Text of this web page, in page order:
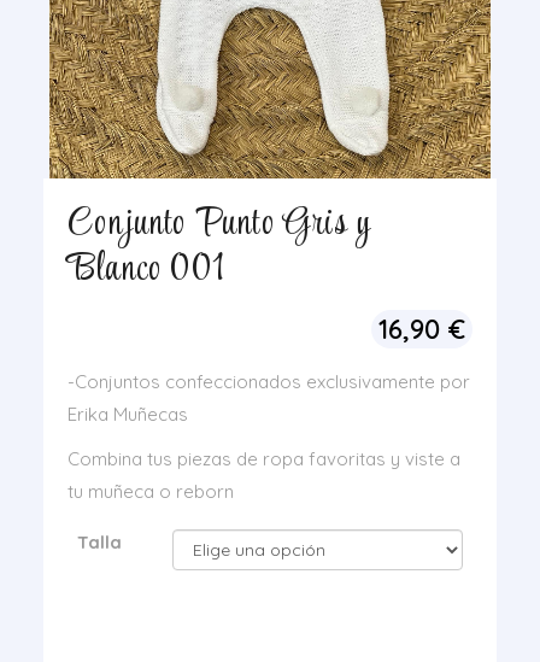
Conjunto Punto Gris y
Blanco 001
16,90 €
-Conjuntos confeccionados exclusivamente por
Erika Muñecas
Combina tus piezas de ropa favoritas y viste a
tu muñeca o reborn
Talla